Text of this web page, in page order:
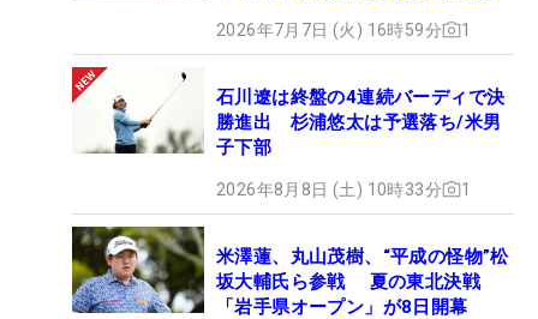
2026年7月7日 (火) 16時59分 1
石川遼は終盤の4連続バーディで決
勝進出 杉浦悠太は予選落ち/米男
子下部
2026年8月8日 (土) 10時33分 1
米澤蓮、丸山茂樹、“平成の怪物”松
坂大輔氏ら参戦 夏の東北決戦
「岩手県オープン」が8日開幕